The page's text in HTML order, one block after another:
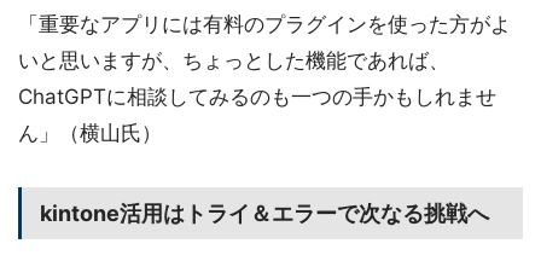
「重要なアプリには有料のプラグインを使った方がよ
いと思いますが、ちょっとした機能であれば、
ChatGPTに相談してみるのも一つの手かもしれませ
ん」（横山氏）
kintone活用はトライ＆エラーで次なる挑戦へ